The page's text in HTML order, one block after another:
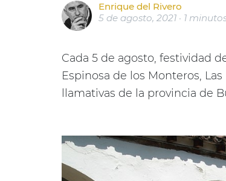
Enrique del Rivero
5 de agosto, 2021 · 1
Cada 5 de agosto, festividad
Espinosa de los Monteros,
llamativas de la provincia de